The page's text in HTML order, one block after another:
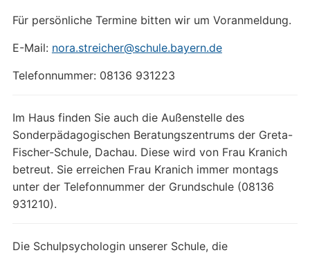
Für persönliche Termine bitten wir um Voranmeldung.
E-Mail: nora.streicher@schule.bayern.de
Telefonnummer: 08136 931223
Im Haus finden Sie auch die Außenstelle des
Sonderpädagogischen Beratungszentrums der Greta-
Fischer-Schule, Dachau. Diese wird von Frau Kranich
betreut. Sie erreichen Frau Kranich immer montags
unter der Telefonnummer der Grundschule (08136
931210).
Die Schulpsychologin unserer Schule, die